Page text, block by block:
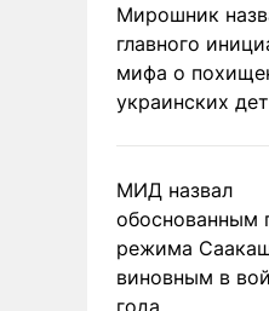
Мирошник
главного
мифа о
украинских
МИД назвал
обоснованным
режима
виновным в
года